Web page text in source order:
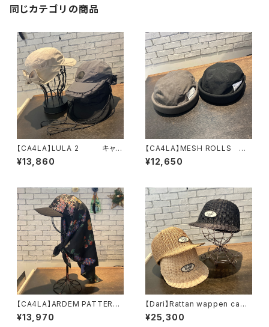
同じカテゴリの商品
【CA4LA】LULA 2 キャッ
プ SHK01316
¥13,860
【CA4LA】MESH ROLLS
フィッシャーマン ロールキャ
ップ MIU00022
¥12,650
【CA4LA】ARDEM PATTERN
キャップ SHK0134
2
¥13,970
【Dari】Rattan wappen cap
¥25,300